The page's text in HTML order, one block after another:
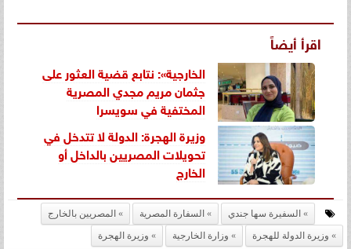
اقرأ أيضاً
الخارجية»: نتابع قضية العثور على
جثمان مريم مجدي المصرية
المختفية في سويسرا
وزيرة الهجرة: الدولة لا تتدخل في
تحويلات المصريين بالداخل أو
الخارج
السفيرة سها جندي السفارة المصرية
المصريين بالخارج
وزيرة الدولة للهجرة
وزارة الخارجية وزيرة الهجرة